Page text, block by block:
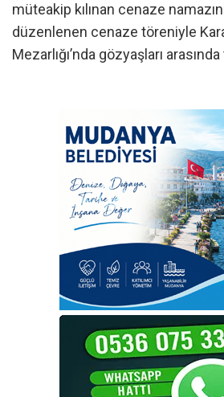
müteakip kılınan cenaze
düzenlenen cenaze töreniyle
Mezarlığı’nda gözyaşları